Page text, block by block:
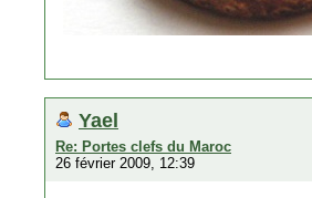
Yael
Re: Portes clefs du Maroc
26 février 2009, 12:39